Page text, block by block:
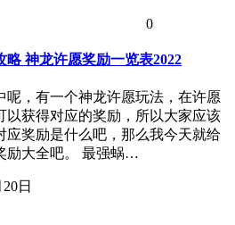
0
略 神龙许愿奖励一览表2022
呢，有一个神龙许愿玩法，在许愿
以获得对应的奖励，所以大家应该
应奖励是什么吧，那么我今天就给
励大全吧。 最强蜗…
日